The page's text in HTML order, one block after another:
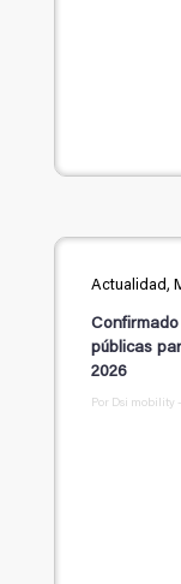
Actualidad,
públicas
2026
Por Dsi mobility